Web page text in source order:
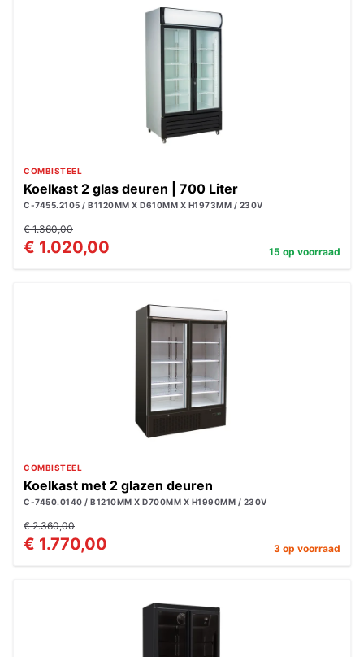
COMBISTEEL
Koelkast 2 glas deuren | 700 Liter
C-7455.2105 / B1120MM X D610MM X H1973MM / 230V
€ 1.360,00
€ 1.020,00 15 op voorraad
COMBISTEEL
Koelkast met 2 glazen deuren
C-7450.0140 / B1210MM X D700MM X H1990MM / 230V
€ 2.360,00
€ 1.770,00 3 op voorraad